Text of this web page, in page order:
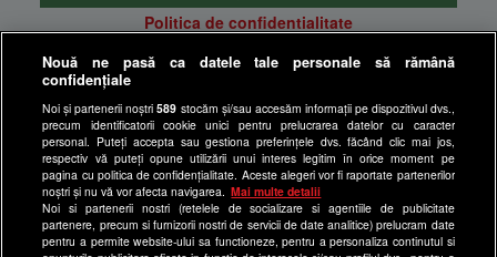
Politica de confidentialitate
Anunturi gratuite pe Lajumate.ro
Program Happy Channel
Echipa editorială
Site-uri Antena Group
a1.ro
antenastars.ro
Nouă ne pasă ca datele tale personale să rămână
confidențiale
Noi și partenerii noștri589 stocăm și/sau accesăm informații pe dispozitivul dvs.,
precum identificatorii cookie unici pentru prelucrarea datelor cu caracter
personal. Puteți accepta sau gestiona preferințele dvs. făcând clic mai jos,
respectiv vă puteți opune utilizării unui interes legitim în orice moment pe
pagina cu politica de confidențialitate. Aceste alegeri vor fi raportate partenerilor
noștri și nu vă vor afecta navigarea.
Mai multe detalii
Noi si partenerii nostri (retelele de socializare si agentiile de publicitate
partenere, precum si furnizorii nostri de servicii de date analitice) prelucram date
pentru a permite website-ului sa functioneze, pentru a personaliza continutul si